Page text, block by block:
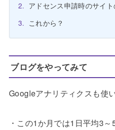
アドセンス申請時のサイ
これから？
ブログをやってみて
Googleアナリティクスも使
・この1か月では1日平均3